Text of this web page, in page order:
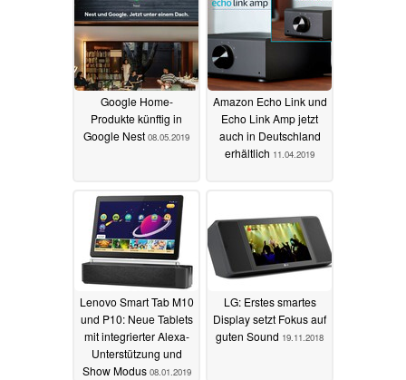
Google Home-
Produkte künftig in
Google Nest 08.05.2019
Amazon Echo Link und
Echo Link Amp jetzt
auch in Deutschland
erhältlich 11.04.2019
Lenovo Smart Tab M10
und P10: Neue Tablets
mit integrierter Alexa-
Unterstützung und
Show Modus 08.01.2019
LG: Erstes smartes
Display setzt Fokus auf
guten Sound 19.11.2018